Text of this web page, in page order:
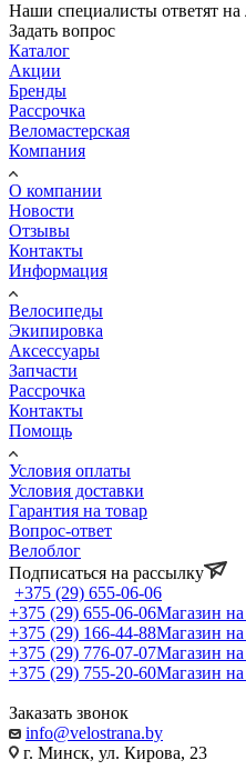
Наши специалисты ответят
Задать вопрос
Каталог
Акции
Бренды
Рассрочка
Веломастерская
Компания
О компании
Новости
Отзывы
Контакты
Информация
Велосипеды
Экипировка
Аксессуары
Запчасти
Рассрочка
Контакты
Помощь
Условия оплаты
Условия доставки
Гарантия на товар
Вопрос-ответ
Велоблог
Подписаться на рассылку
+375 (29) 655-06-06
+375 (29) 655-06-06Магазин
+375 (29) 166-44-88Магазин
+375 (29) 776-07-07Магазин
+375 (29) 755-20-60Магазин
Заказать звонок
info@velostrana.by
г. Минск, ул. Кирова, 23